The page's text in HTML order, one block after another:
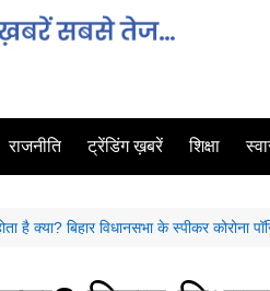
राजनीति ट्रेंडिंग ख़बरें शिक्षा
है क्या? बिहार विधानसभा के स्पीकर कोरोना